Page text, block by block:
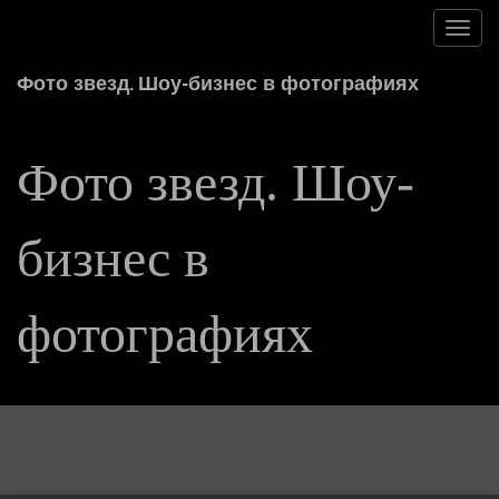
Фото звезд. Шоу-бизнес в фотографиях
Фото звезд. Шоу-
бизнес в
фотографиях